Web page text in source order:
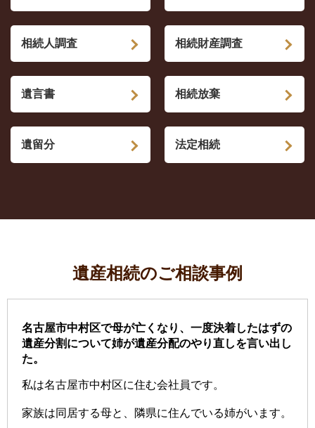
相続人調査 相続財産調査
遺言書 相続放棄
遺留分 法定相続
遺産相続のご相談事例
名古屋市中村区で母が亡くなり、一度決着したはずの
遺産分割について姉が遺産分配のやり直しを言い出し
た。
私は名古屋市中村区に住む会社員です。
家族は同居する母と、隣県に住んでいる姉がいます。